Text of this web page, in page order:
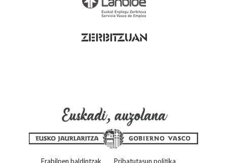
Erabilpen baldintzak Pribatutasun politika